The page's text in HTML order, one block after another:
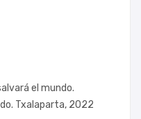
el mundo.
Txalaparta, 2022